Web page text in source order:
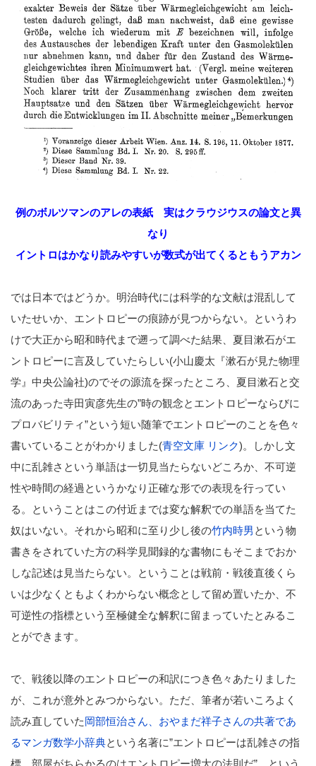
例のボルツマンのアレの表紙 実はクラウジウスの論文と異
なり
イントロはかなり読みやすいが数式が出てくるともうアカン
では日本ではどうか。明治時代には科学的な文献は混乱して
いたせいか、エントロピーの痕跡が見つからない。というわ
けで大正から昭和時代まで遡って調べた結果、夏目漱石がエ
ントロピーに言及していたらしい(小山慶太『漱石が見た物理
学』中央公論社)のでその源流を探ったところ、夏目漱石と交
流のあった寺田寅彦先生の”時の観念とエントロピーならびに
プロバビリティ”という短い随筆でエントロピーのことを色々
書いていることがわかりました(青空文庫 リンク)。しかし文
中に乱雑さという単語は一切見当たらないどころか、不可逆
性や時間の経過というかなり正確な形での表現を行ってい
る。ということはこの付近までは変な解釈での単語を当てた
奴はいない。それから昭和に至り少し後の竹内時男 という物
書きをされていた方の科学見聞録的な書物にもそこまでおか
しな記述は見当たらない。ということは戦前・戦後直後くら
いは少なくともよくわからない概念として留め置いたか、不
可逆性の指標という至極健全な解釈に留まっていたとみるこ
とができます。
で、戦後以降のエントロピーの和訳につき色々あたりました
が、これが意外とみつからない。ただ、筆者が若いころよく
読み直していた岡部恒治さん、おやまだ祥子さんの共著であ
るマンガ数学小辞典という名著に”エントロピーは乱雑さの指
標、部屋がちらかるのはエントロピー増大の法則だ”、という